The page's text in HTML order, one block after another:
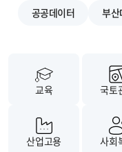
공공데이터 부산
교육 국토
산업고용 사회